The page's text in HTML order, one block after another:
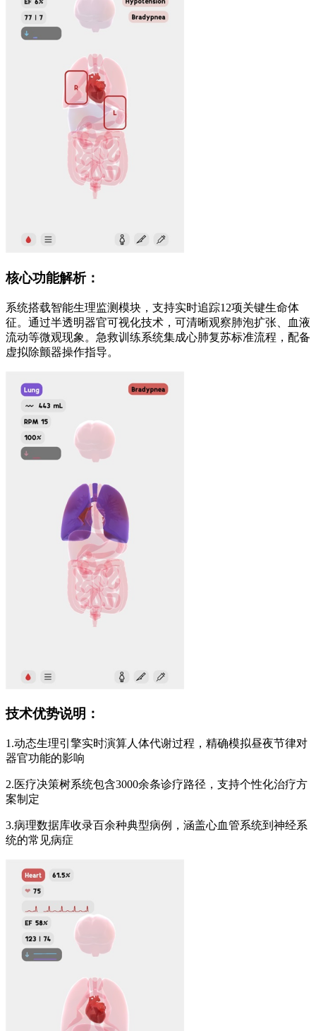
核心功能解析：
系统搭载智能生理监测模块，支持实时追踪12项关键生命体
征。通过半透明器官可视化技术，可清晰观察肺泡扩张、血液
流动等微观现象。急救训练系统集成心肺复苏标准流程，配备
虚拟除颤器操作指导。
技术优势说明：
1.动态生理引擎实时演算人体代谢过程，精确模拟昼夜节律对
器官功能的影响
2.医疗决策树系统包含3000余条诊疗路径，支持个性化治疗方
案制定
3.病理数据库收录百余种典型病例，涵盖心血管系统到神经系
统的常见病症